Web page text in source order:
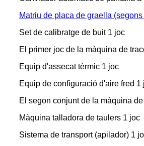
Matriu de placa de graella
Set de calibratge de buit 1 joc
El primer joc de la màquina de
Equip d'assecat tèrmic 1 joc
Equip de configuració d'aire fred 1
El segon conjunt de la màquina
Màquina talladora de taulers 1 joc
Sistema de transport (apilador) 1